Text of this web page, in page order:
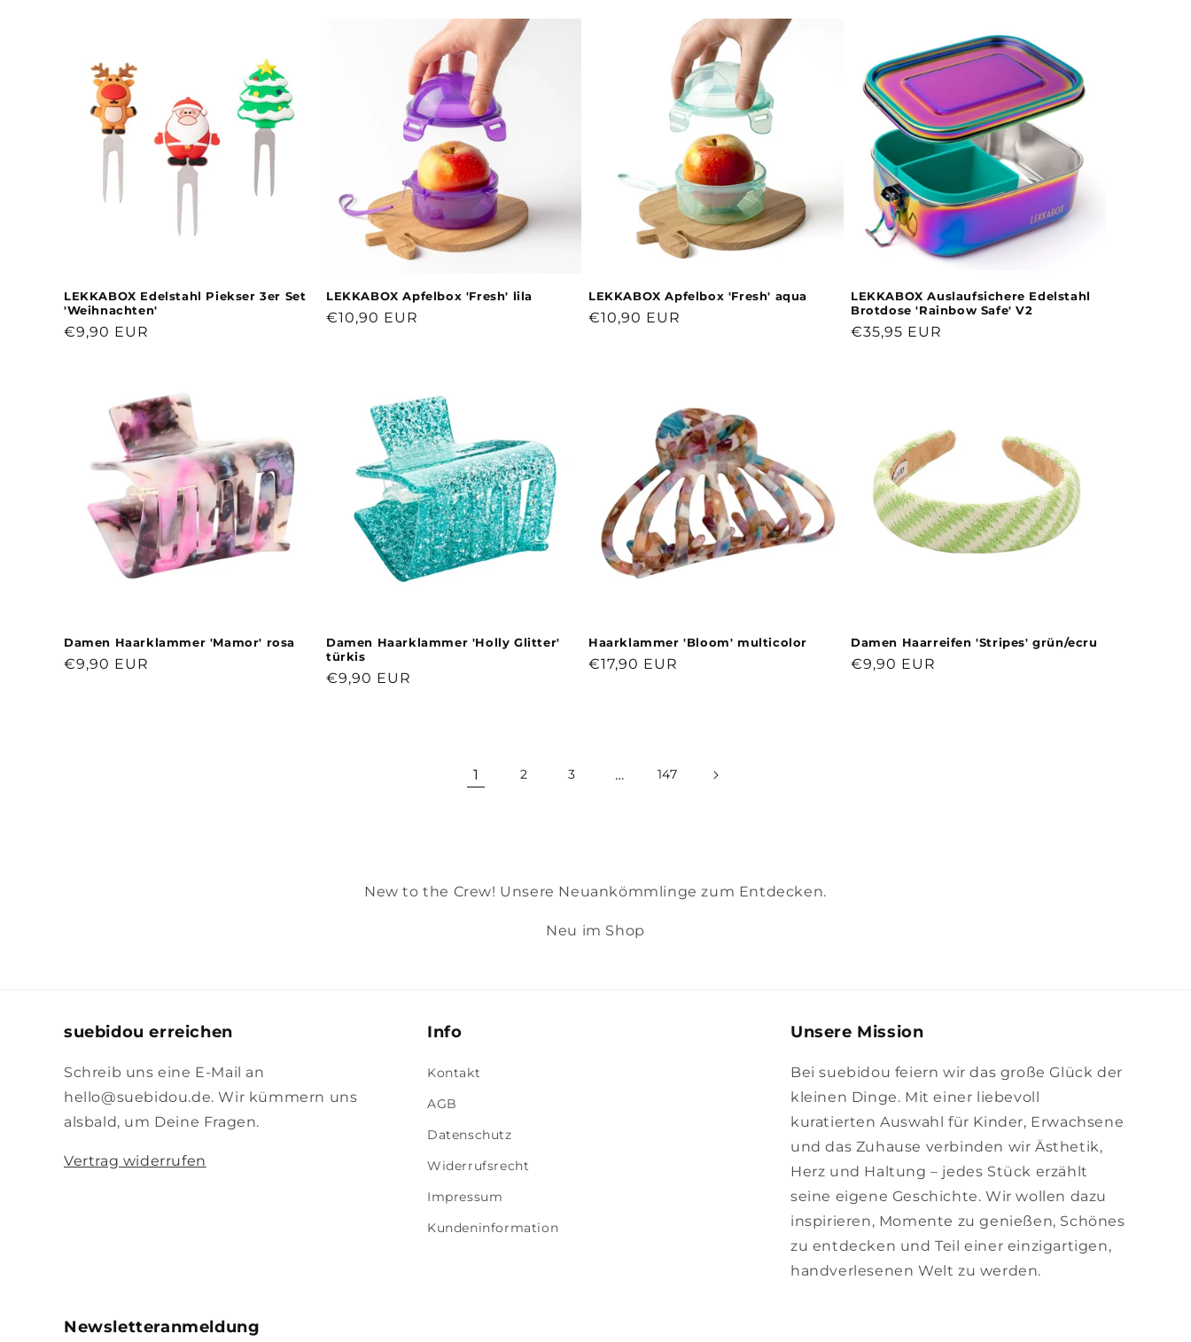
LEKKABOX Edelstahl Piekser 3er Set
'Weihnachten'
Normaler
€9,90 EUR
LEKKABOX Apfelbox 'Fresh' lila
Normaler
€10,90 EUR
LEKKABOX Apfelbox 'Fresh' aqua
Normaler
€10,90 EUR
LEKKABOX Auslaufsichere Edelstahl
Brotdose 'Rainbow Safe' V2
Normaler
€35,95 EUR
Damen Haarklammer 'Mamor' rosa
Normaler
€9,90 EUR
Damen Haarklammer 'Holly Glitter'
türkis
Normaler
€9,90 EUR
Haarklammer 'Bloom' multicolor
Normaler
€17,90 EUR
Damen Haarreifen 'Stripes' grün/ecru
Normaler
€9,90 EUR
1 2 3 … 147
New to the Crew! Unsere Neuankömmlinge zum Entdecken.
Neu im Shop
suebidou erreichen
Schreib uns eine E-Mail an
hello@suebidou.de. Wir kümmern uns
alsbald, um Deine Fragen.
Vertrag widerrufen
Info
Kontakt
AGB
Datenschutz
Widerrufsrecht
Impressum
Kundeninformation
Unsere Mission
Bei suebidou feiern wir das große Glück der
kleinen Dinge. Mit einer liebevoll
kuratierten Auswahl für Kinder, Erwachsene
und das Zuhause verbinden wir Ästhetik,
Herz und Haltung – jedes Stück erzählt
seine eigene Geschichte. Wir wollen dazu
inspirieren, Momente zu genießen, Schönes
zu entdecken und Teil einer einzigartigen,
handverlesenen Welt zu werden.
Newsletteranmeldung